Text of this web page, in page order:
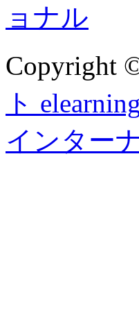
Copyright
ト
インター